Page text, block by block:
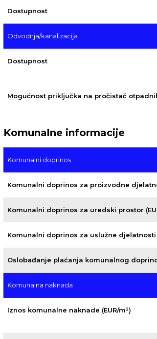
Dostupnost
Odvodnja/kanalizacija
Dostupnost
Mogućnost priključka na pročistač
Komunalne informacije
Komunalni doprinos
Komunalni doprinos za proizvodne
Komunalni doprinos za uredski prostor
Komunalni doprinos za uslužne djelatnosti
Oslobađanje plaćanja komunalnog
Komunalna naknada
Iznos komunalne naknade (EUR/m²)